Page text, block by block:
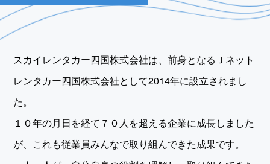
スカイレンタカー四国株式会社は、前身となるＪネット
レンタカー四国株式会社として2014年に設立されまし
た。
１０年の月日を経て７０人を超える企業に成長しました
が、これも従業員みんなで取り組んできた成果です。